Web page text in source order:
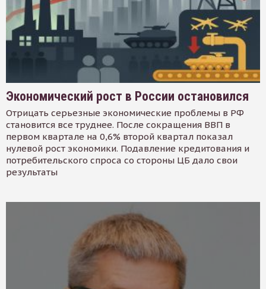
Экономический рост в России остановился
Отрицать серьезные экономические проблемы в РФ
становится все труднее. После сокращения ВВП в
первом квартале на 0,6% второй квартал показал
нулевой рост экономики. Подавление кредитования и
потребительского спроса со стороны ЦБ дало свои
результаты